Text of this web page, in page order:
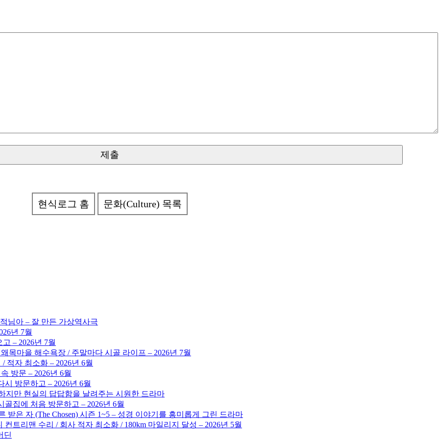
현식로그 홈 문화(Culture) 목록
님아 – 잘 만든 가상역사극
년 7월
– 2026년 7월
목마을 해수욕장 / 주말마다 시골 라이프 – 2026년 7월
적자 최소화 – 2026년 6월
방문 – 2026년 6월
시 방문하고 – 2026년 6월
지만 현실의 답답함을 날려주는 시원한 드라마
골집에 처음 방문하고 – 2026년 6월
받은 자 (The Chosen) 시즌 1~5 – 성경 이야기를 흥미롭게 그린 드라마
컨트리맨 수리 / 회사 적자 최소화 / 180km 마일리지 달성 – 2026년 5월
딘